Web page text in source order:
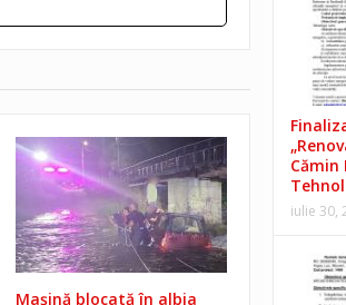
Mașină blocată în albia
iulie 30,